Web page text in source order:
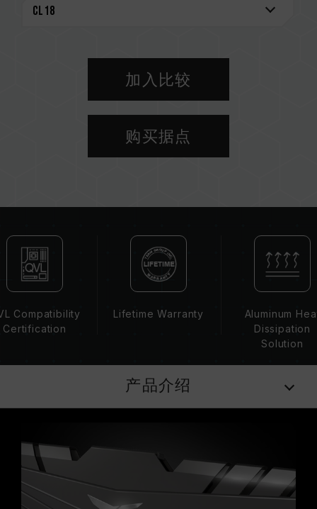
兼容平台完整信息，可至
进一步了
请勿混合使用不同容量、频率、品牌、型号的内
存。每一组套装中的内存皆通过兼容性测试配对而
成。若混合使用不同套装的内存，将可能导致系统
不稳定或不开机。
板、CPU 兼容性。
认频率（JEDEC 标准）运行，如 DDR4-
2133/2400 (或更低)。此为正常行为，并非产品
瑕疵。
XMP 2.0 需由使用者手动启用，部分主板可能无
超频行为（如启用 XMP 2.0 设定）属于非
JEDEC 标准规范，可能影响系统稳定性。若因超
请确认您的主板与处理器支持对应的超频技术
频率。
十铨科技的内存模块皆在正常电压情况下进行验
证，若有处理器或主板故障状况，请联系处理器或
主板相关售后服务。
加入比较
购买据点
Compatibility
Certification
Lifetime Warranty
Aluminum
Dissipation
Solution
产品介绍